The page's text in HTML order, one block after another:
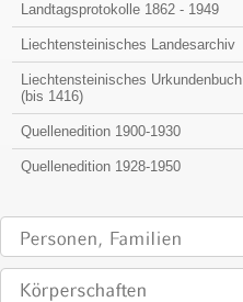
Landtagsprotokolle 1862 - 1949
Liechtensteinisches Landesarchiv
Liechtensteinisches Urkundenbuch I
(bis 1416)
Quellenedition 1900-1930
Quellenedition 1928-1950